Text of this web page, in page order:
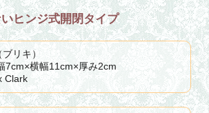
ヒンジ式開閉タイプ
リキ）
7cm×横幅11cm×厚み2cm
Clark